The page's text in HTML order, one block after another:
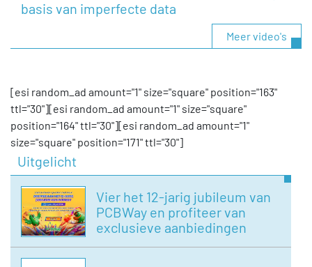
basis van imperfecte data
Meer video's
[esi random_ad amount="1" size="square" position="163"
ttl="30"][esi random_ad amount="1" size="square"
position="164" ttl="30"][esi random_ad amount="1"
size="square" position="171" ttl="30"]
Uitgelicht
Vier het 12-jarig jubileum van
PCBWay en profiteer van
exclusieve aanbiedingen